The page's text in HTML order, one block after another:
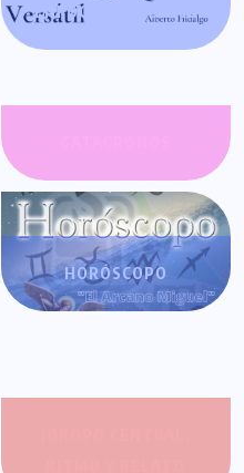
ENFOQUE VERSÁTIL
HORÓSCOPO